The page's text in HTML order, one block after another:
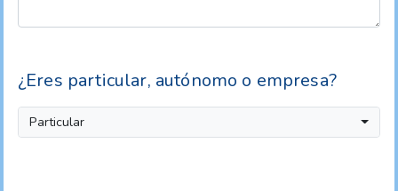
¿Eres particular, autónomo o empresa?
Particular